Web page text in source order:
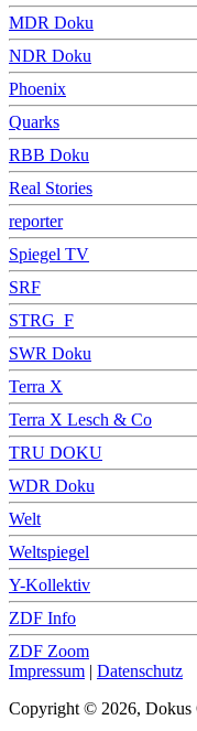
MDR Doku
NDR Doku
Phoenix
Quarks
RBB Doku
Real Stories
reporter
Spiegel TV
SRF
STRG_F
SWR Doku
Terra X
Terra X Lesch & Co
TRU DOKU
WDR Doku
Welt
Weltspiegel
Y-Kollektiv
ZDF Info
ZDF Zoom
Impressum | Datenschutz
Copyright © 2026, Dokus